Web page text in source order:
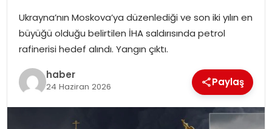
Ukrayna’nın Moskova’ya düzenlediği ve son iki yılın en
büyüğü olduğu belirtilen İHA saldırısında petrol
rafinerisi hedef alındı. Yangın çıktı.
haber
24 Haziran 2026 Paylaş